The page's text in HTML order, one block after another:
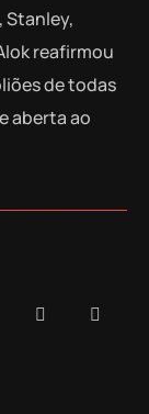
Stanley,
reafirmou
de todas
aberta ao